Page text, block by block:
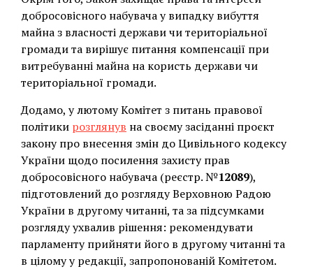
добросовісного набувача у випадку вибуття
майна з власності держави чи територіальної
громади та вирішує питання компенсації при
витребуванні майна на користь держави чи
територіальної громади.
Додамо, у лютому Комітет з питань правової
політики розглянув на своєму засіданні проєкт
закону про внесення змін до Цивільного кодексу
України щодо посилення захисту прав
добросовісного набувача (реєстр. №12089),
підготовлений до розгляду Верховною Радою
України в другому читанні, та за підсумками
розгляду ухвалив рішення: рекомендувати
парламенту прийняти його в другому читанні та
в цілому у редакції, запропонованій Комітетом.